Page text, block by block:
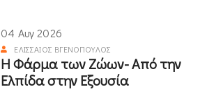
04 Αυγ 2026
ΕΛΙΣΣΑΊΟΣ ΒΓΕΝΌΠΟΥΛΟΣ
Η Φάρμα των Ζώων- Από την
Ελπίδα στην Εξουσία